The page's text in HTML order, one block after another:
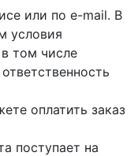
или по e-mail. В
условия
том числе
оплатить заказ
поступает на